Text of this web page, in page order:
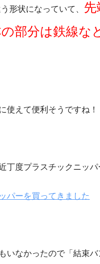
形状になっていて、 先
部分は鉄線な
使えて便利そうですね！
丁度プラスチックニッパ
パーを買ってきました
いなかったので「結束